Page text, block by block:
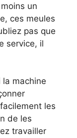
un
ces meules
pas que
service, il
machine
les
de les
travailler